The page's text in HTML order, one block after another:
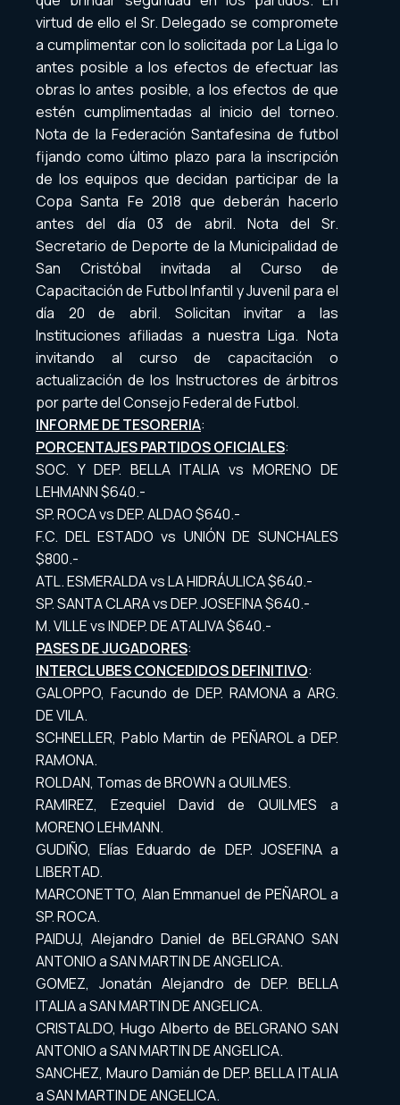
virtud de ello el Sr. Delegado se compromete
a cumplimentar con lo solicitada por La Liga lo
antes posible a los efectos de efectuar las
obras lo antes posible, a los efectos de que
estén cumplimentadas al inicio del torneo.
Nota de la Federación Santafesina de futbol
fijando como último plazo para la inscripción
de los equipos que decidan participar de la
Copa Santa Fe 2018 que deberán hacerlo
antes del día 03 de abril. Nota del Sr.
Secretario de Deporte de la Municipalidad de
San Cristóbal invitada al Curso de
Capacitación de Futbol Infantil y Juvenil para el
día 20 de abril. Solicitan invitar a las
Instituciones afiliadas a nuestra Liga. Nota
invitando al curso de capacitación o
actualización de los Instructores de árbitros
por parte del Consejo Federal de Futbol.
INFORME DE TESORERIA:
PORCENTAJES PARTIDOS OFICIALES:
SOC. Y DEP. BELLA ITALIA vs MORENO DE
LEHMANN $640.-
SP. ROCA vs DEP. ALDAO $640.-
F.C. DEL ESTADO vs UNIÓN DE SUNCHALES
$800.-
ATL. ESMERALDA vs LA HIDRÁULICA $640.-
SP. SANTA CLARA vs DEP. JOSEFINA $640.-
M. VILLE vs INDEP. DE ATALIVA $640.-
PASES DE JUGADORES:
INTERCLUBES CONCEDIDOS DEFINITIVO:
GALOPPO, Facundo de DEP. RAMONA a ARG.
DE VILA.
SCHNELLER, Pablo Martin de PEÑAROL a DEP.
RAMONA.
ROLDAN, Tomas de BROWN a QUILMES.
RAMIREZ, Ezequiel David de QUILMES a
MORENO LEHMANN.
GUDIÑO, Elías Eduardo de DEP. JOSEFINA a
LIBERTAD.
MARCONETTO, Alan Emmanuel de PEÑAROL a
SP. ROCA.
PAIDUJ, Alejandro Daniel de BELGRANO SAN
ANTONIO a SAN MARTIN DE ANGELICA.
GOMEZ, Jonatán Alejandro de DEP. BELLA
ITALIA a SAN MARTIN DE ANGELICA.
CRISTALDO, Hugo Alberto de BELGRANO SAN
ANTONIO a SAN MARTIN DE ANGELICA.
SANCHEZ, Mauro Damián de DEP. BELLA ITALIA
a SAN MARTIN DE ANGELICA.